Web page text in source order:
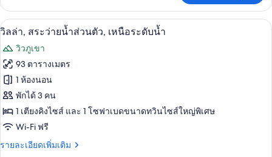
ภูเขา,
เหนือ
ระดับ
น้ำ
เกี่ยว
กับ
ห้อง
ห้อง
นอน,
วิว
ภูเขา,
เหนือ
ระดับ
น้ำ
เปิด
ภาพถ่าย
ทั้งหมด
ของ
วิลล่า,
สระ
ว่าย
น้ำ
วิลล่า, สระว่ายน้ำส่วนตัว, เหนือระดับน้
6
วิลล่า, สระว่ายน้ำส่วนตัว, เหนือระดับน้ำ
วิวภูเขา
93 ตารางเมตร
1 ห้องนอน
พักได้ 3 คน
1 เตียงคิงไซส์ และ 1 โซฟาเบดขนาดทวินไซส์ใหญ่พิเศษ
Wi-Fi ฟรี
รายละเอียดเพิ่มเติม
ราย